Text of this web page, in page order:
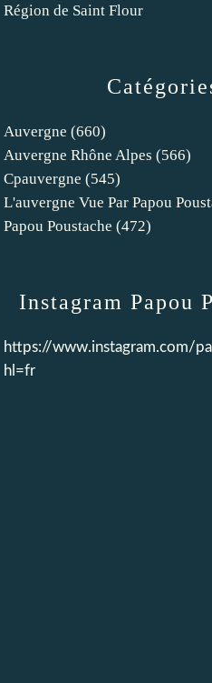
Auvergne (660)
Auvergne Rhône Alpes (566)
Cpauvergne (545)
L'auvergne Vue Par Papou
Papou Poustache (472)
Région de Saint Flour
Instagram Papou
https://www.instagram.com/
hl=fr